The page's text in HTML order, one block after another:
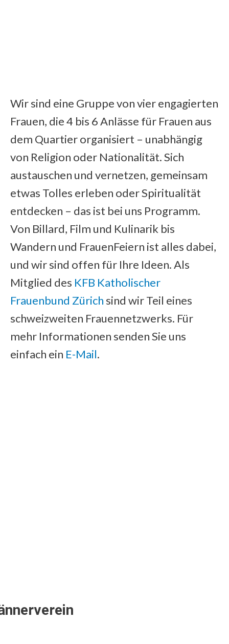
Wir sind eine Gruppe von vier engagierten
Frauen, die 4 bis 6 Anlässe für Frauen aus
dem Quartier organisiert – unabhängig
von Religion oder Nationalität. Sich
austauschen und vernetzen, gemeinsam
etwas Tolles erleben oder Spiritualität
entdecken – das ist bei uns Programm.
Von Billard, Film und Kulinarik bis
Wandern und FrauenFeiern ist alles dabei,
und wir sind offen für Ihre Ideen. Als
Mitglied des KFB Katholischer
Frauenbund Zürich sind wir Teil eines
schweizweiten Frauennetzwerks. Für
mehr Informationen senden Sie uns
einfach ein E-Mail.